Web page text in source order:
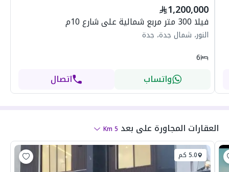
1,200,000
فيلا 300 متر مربع شمالية على شارع 10م
النور، شمال جدة، جدة
6
واتساب اتصال
العقارات المجاورة على بعد 5
Km
5.0 كم